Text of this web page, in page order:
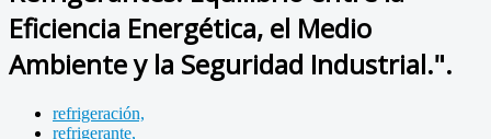
Eficiencia Energética, el Medio
Ambiente y la Seguridad Industrial.".
refrigeración,
refrigerante,